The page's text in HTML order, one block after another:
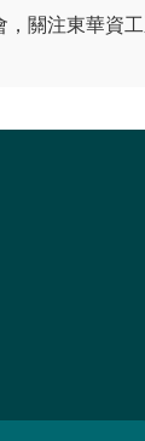
關注東華資